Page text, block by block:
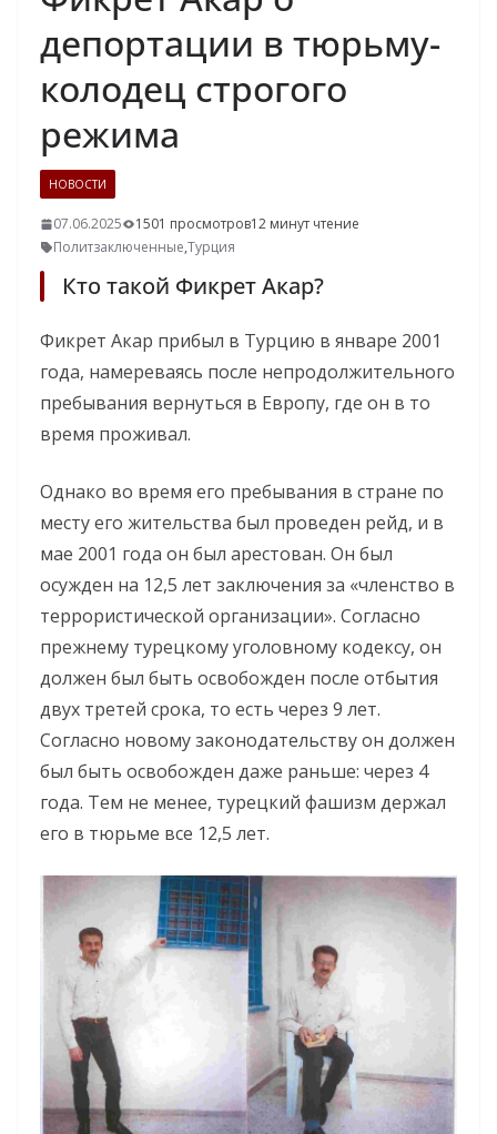
депортации в тюрьму-
колодец строгого
режима
НОВОСТИ
07.06.2025 1501 просмотров12 минут чтение
Политзаключенные,Турция
Кто такой Фикрет Акар?
Фикрет Акар прибыл в Турцию в январе 2001
года, намереваясь после непродолжительного
пребывания вернуться в Европу, где он в то
время проживал.
Однако во время его пребывания в стране по
месту его жительства был проведен рейд, и в
мае 2001 года он был арестован. Он был
осужден на 12,5 лет заключения за «членство в
террористической организации». Согласно
прежнему турецкому уголовному кодексу, он
должен был быть освобожден после отбытия
двух третей срока, то есть через 9 лет.
Согласно новому законодательству он должен
был быть освобожден даже раньше: через 4
года. Тем не менее, турецкий фашизм держал
его в тюрьме все 12,5 лет.